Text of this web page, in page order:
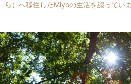
ら）へ移住したMiyoの生活を綴っていま